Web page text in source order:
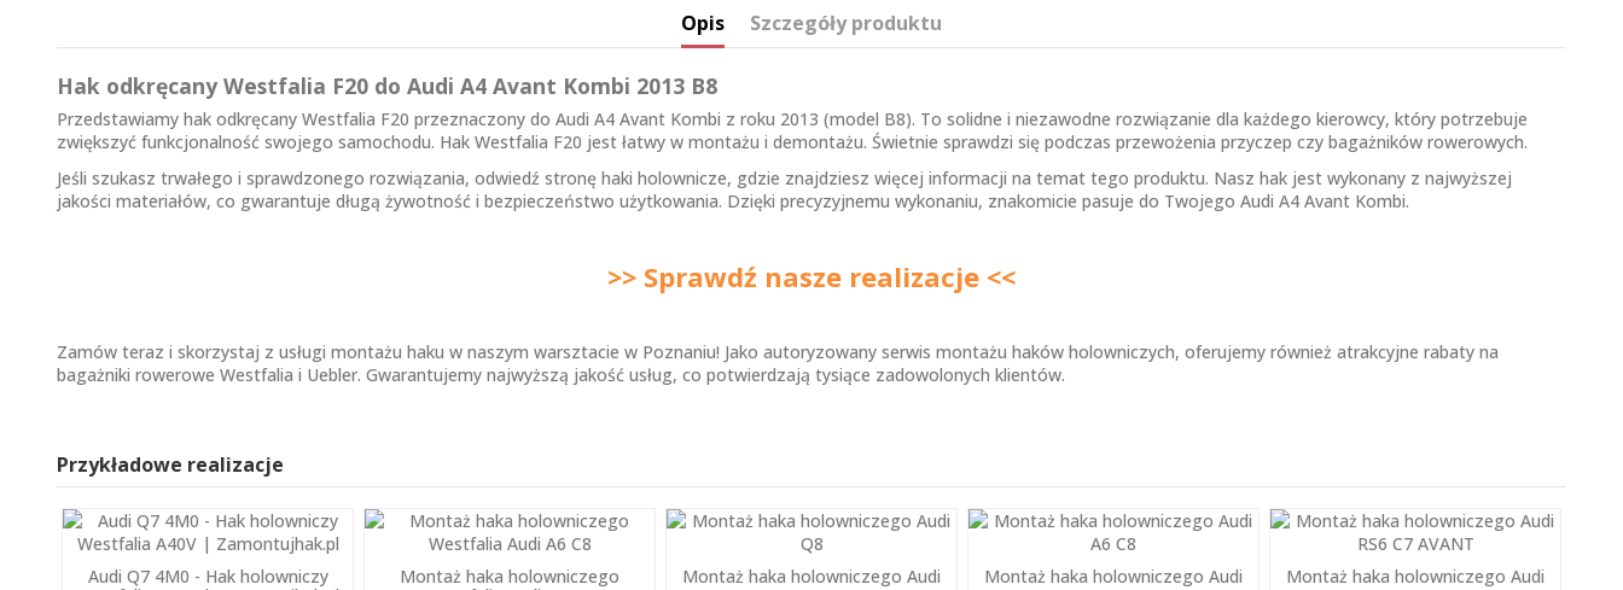
Opis Szczegóły produktu
Hak odkręcany Westfalia F20 do Audi A4 Avant Kombi 2013 B8
Przedstawiamy hak odkręcany Westfalia F20 przeznaczony do Audi A4 Avant Kombi z roku 2013 (model B8). To solidne i niezawodne rozwiązanie dla każdego kierowcy, który potrzebuje
zwiększyć funkcjonalność swojego samochodu. Hak Westfalia F20 jest łatwy w montażu i demontażu. Świetnie sprawdzi się podczas przewożenia przyczep czy bagażników rowerowych.
Jeśli szukasz trwałego i sprawdzonego rozwiązania, odwiedź stronę haki holownicze, gdzie znajdziesz więcej informacji na temat tego produktu. Nasz hak jest wykonany z najwyższej
jakości materiałów, co gwarantuje długą żywotność i bezpieczeństwo użytkowania. Dzięki precyzyjnemu wykonaniu, znakomicie pasuje do Twojego Audi A4 Avant Kombi.
>> Sprawdź nasze realizacje <<
Zamów teraz i skorzystaj z usługi montażu haku w naszym warsztacie w Poznaniu! Jako autoryzowany serwis montażu haków holowniczych, oferujemy również atrakcyjne rabaty na
bagażniki rowerowe Westfalia i Uebler. Gwarantujemy najwyższą jakość usług, co potwierdzają tysiące zadowolonych klientów.
Przykładowe realizacje
Audi Q7 4M0 - Hak holowniczy
Montaż haka holowniczego
Montaż haka holowniczego Audi
Montaż haka holowniczego Audi
Montaż haka holowniczego Audi